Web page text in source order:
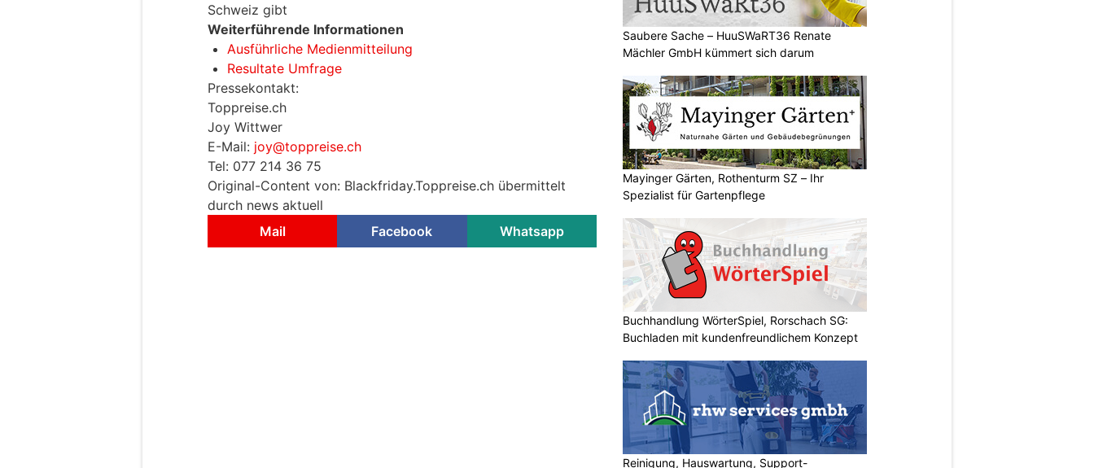
Schweiz gibt
Weiterführende Informationen
Ausführliche Medienmitteilung
Resultate Umfrage
Pressekontakt:
Toppreise.ch
Joy Wittwer
E-Mail: joy@toppreise.ch
Tel: 077 214 36 75
Original-Content von: Blackfriday.Toppreise.ch übermittelt
durch news aktuell
Mail
Facebook Whatsapp
Saubere Sache – HuuSWaRT36 Renate
Mächler GmbH kümmert sich darum
Mayinger Gärten, Rothenturm SZ – Ihr
Spezialist für Gartenpflege
Buchhandlung WörterSpiel, Rorschach SG:
Buchladen mit kundenfreundlichem Konzept
Reinigung, Hauswartung, Support-